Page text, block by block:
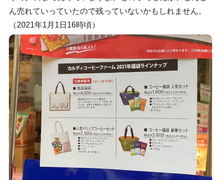
ん売れていっていたので残っていないかもしれません。
（2021年1月1日16時頃）